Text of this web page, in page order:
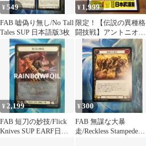
¥549
FAB 嘘偽り無し/No Tall
Tales SUP 日本語版3枚
¥ 1,999
限定！【伝説の異種格
闘技戦】アントニオ猪
木 vs モハメド・アリ
額付きポスター
¥ 2,199
FAB 短刀の妙技/Flick
Knives SUP EARF日本
¥300
FAB 無謀な大暴
走/Reckless Stampede